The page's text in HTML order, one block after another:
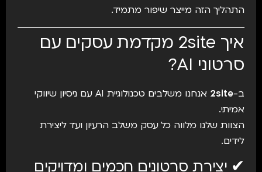
התהליך הזה מייצר שיפור מתמיד.
איך 2site מקדמת עסקים עם
סרטוני AI?
ב-2site
אנחנו משלבים טכנולוגיית AI עם ניסיון שיווקי
אמיתי.
הצוות שלנו מלווה כל עסק משלב הרעיון ועד ליצירת
לידים.
✔ יצירת סרטונים חכמים ומדויקים